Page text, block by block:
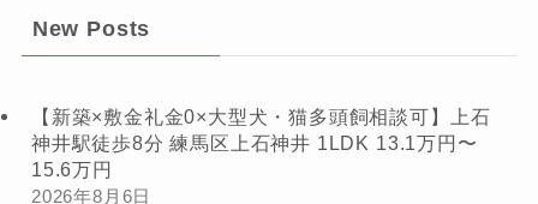
New Posts
【新築×敷金礼金0×大型犬・猫多頭飼相談可】上石
神井駅徒歩8分 練馬区上石神井 1LDK 13.1万円〜
15.6万円
2026年8月6日